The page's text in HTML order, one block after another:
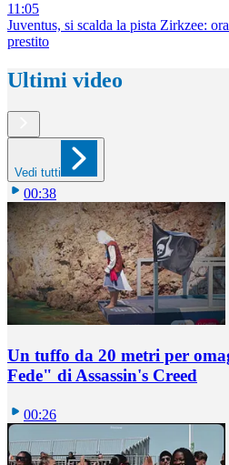
11:05
Juventus, si scalda la pista Zirkzee:
prestito
Ultimi video
Vedi tutti
00:38
Un tuffo da 20 metri per
Fede" di Assassin's Creed
00:26